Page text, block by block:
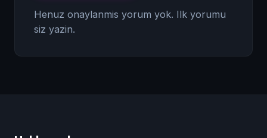
Henuz onaylanmis yorum yok. Ilk yorumu
siz yazin.